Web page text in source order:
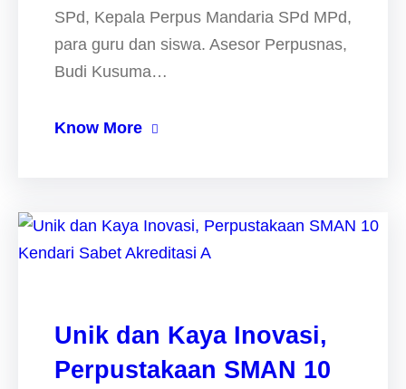
SPd, Kepala Perpus Mandaria SPd MPd,
para guru dan siswa. Asesor Perpusnas,
Budi Kusuma…
Know More
Unik dan Kaya Inovasi,
Perpustakaan SMAN 10